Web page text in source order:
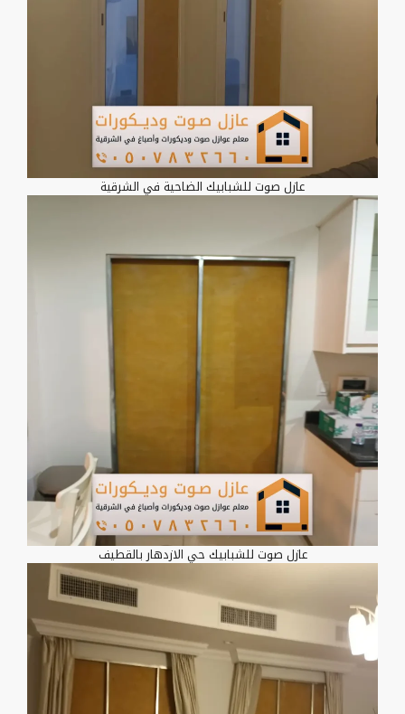
عازل صوت للشبابيك الضاحية في الشرقية
عازل صوت للشبابيك حي الازدهار بالقطيف